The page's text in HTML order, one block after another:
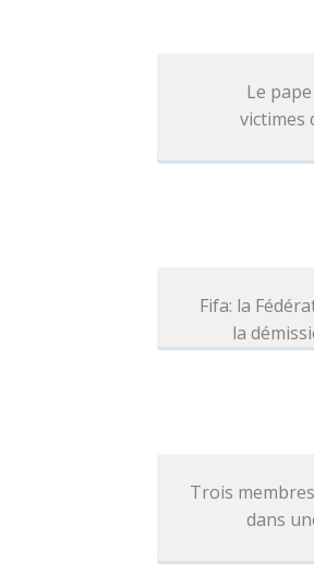
Le
victimes
Fifa: la
la
Trois
dans